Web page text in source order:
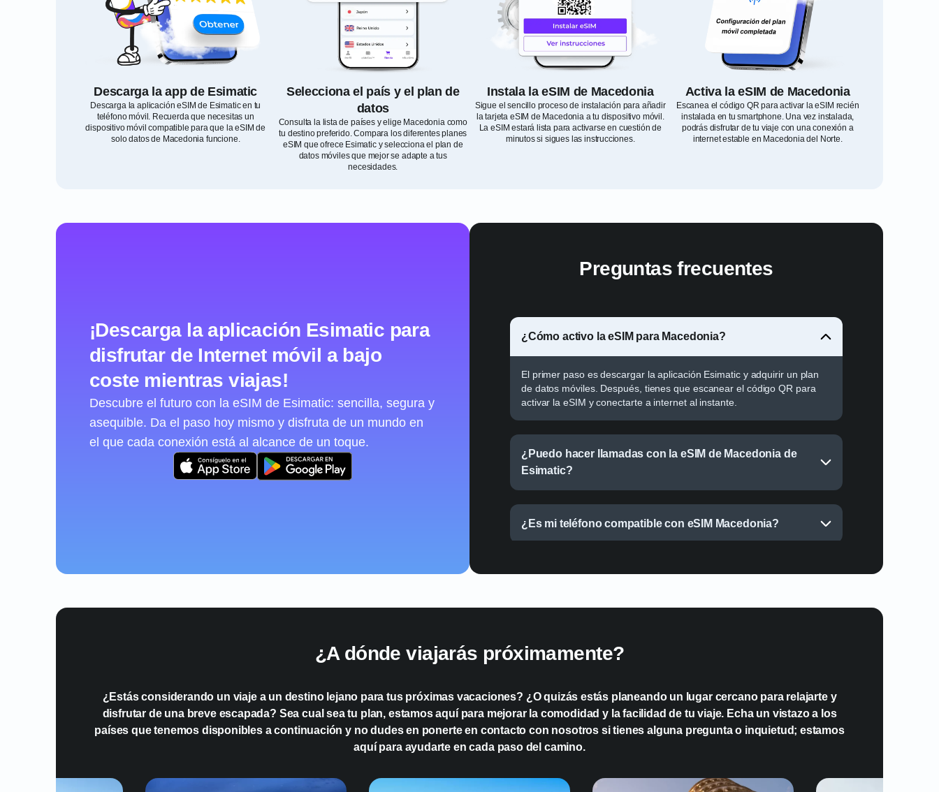
Descarga la app de Esimatic
Descarga la aplicación eSIM de Esimatic en tu
teléfono móvil. Recuerda que necesitas un
dispositivo móvil compatible para que la eSIM de
solo datos de Macedonia funcione.
Selecciona el país y el plan de
datos
Consulta la lista de países y elige Macedonia como
tu destino preferido. Compara los diferentes planes
eSIM que ofrece Esimatic y selecciona el plan de
datos móviles que mejor se adapte a tus
necesidades.
Instala la eSIM de Macedonia
Sigue el sencillo proceso de instalación para añadir
la tarjeta eSIM de Macedonia a tu dispositivo móvil.
La eSIM estará lista para activarse en cuestión de
minutos si sigues las instrucciones.
Activa la eSIM de Macedonia
Escanea el código QR para activar la eSIM recién
instalada en tu smartphone. Una vez instalada,
podrás disfrutar de tu viaje con una conexión a
internet estable en Macedonia del Norte.
¡Descarga la aplicación Esimatic para
disfrutar de Internet móvil a bajo
coste mientras viajas!
Descubre el futuro con la eSIM de Esimatic: sencilla, segura y
asequible. Da el paso hoy mismo y disfruta de un mundo en
el que cada conexión está al alcance de un toque.
Preguntas frecuentes
¿Cómo activo la eSIM para Macedonia?
El primer paso es descargar la aplicación Esimatic y adquirir un plan
de datos móviles. Después, tienes que escanear el código QR para
activar la eSIM y conectarte a internet al instante.
¿Puedo hacer llamadas con la eSIM de Macedonia de
Esimatic?
¿Es mi teléfono compatible con eSIM Macedonia?
¿A dónde viajarás próximamente?
¿Estás considerando un viaje a un destino lejano para tus próximas vacaciones? ¿O quizás estás planeando un lugar cercano para relajarte y
disfrutar de una breve escapada? Sea cual sea tu plan, estamos aquí para mejorar la comodidad y la facilidad de tu viaje. Echa un vistazo a los
países que tenemos disponibles a continuación y no dudes en ponerte en contacto con nosotros si tienes alguna pregunta o inquietud; estamos
aquí para ayudarte en cada paso del camino.